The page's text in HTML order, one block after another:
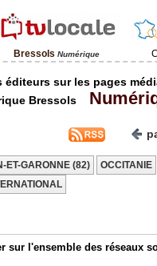
Bressols Numérique
éditeurs sur les pages
Bressols
ET-GARONNE (82) OCCITANIE
sur l'ensemble des réseaux